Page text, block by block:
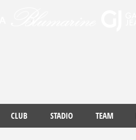
CLUB STADIO TEAM